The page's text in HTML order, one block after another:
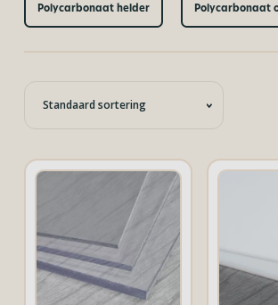
Polycarbonaat helder Polycarbonaat